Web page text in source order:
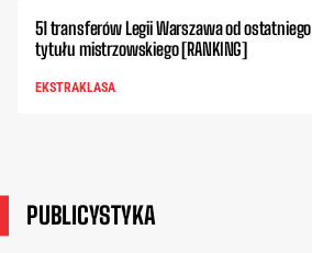
51 transferów Legii Warszawa od ostatniego
tytułu mistrzowskiego [RANKING]
EKSTRAKLASA
PUBLICYSTYKA